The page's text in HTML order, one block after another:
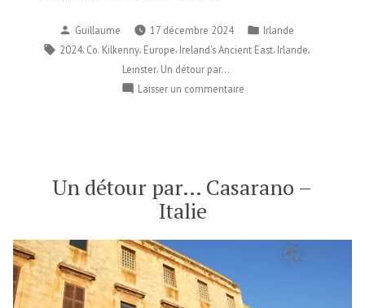
Publié
par
Guillaume 17 décembre 2024
Publié
dans
Irlande
Étiquettes :
2024, Co. Kilkenny, Europe Ireland's Ancient East, Irlande
Leinster Un détour par...
Laisser un commentairesur
–
Un détour par… Casarano –
Italie